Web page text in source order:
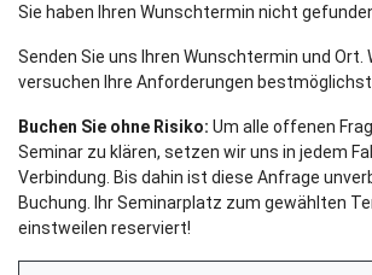
Sie haben Ihren Wunschtermin nicht
Senden Sie uns Ihren Wunschtermin und Ort.
versuchen Ihre Anforderungen bestmöglichst
Buchen Sie ohne Risiko: Um alle offenen
Seminar zu klären, setzen wir uns in jedem
Verbindung. Bis dahin ist diese Anfrage
Buchung. Ihr Seminarplatz zum gewählten
einstweilen reserviert!